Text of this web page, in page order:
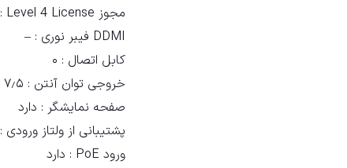
مجوز RouterOS : Level 4 License
DDMI فیبر نوری :
–
کابل اتصال : ۰
خروجی توان آنتن : ۷٫۵
صفحه نمایشگر : دارد
پشتیبانی از ولتاز ورودی :
ورود PoE :
دارد